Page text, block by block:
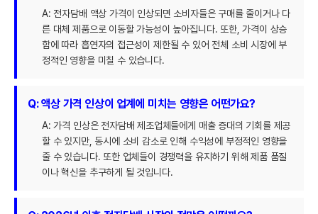
A: 전자담배 액상 가격이 인상되면 소비자들은 구매를 줄이거나 다
른 대체 제품으로 이동할 가능성이 높아집니다. 또한, 가격이 상승
함에 따라 흡연자의 접근성이 제한될 수 있어 전체 소비 시장에 부
정적인 영향을 미칠 수 있습니다.
Q: 액상 가격 인상이 업계에 미치는 영향은 어떤가요?
A: 가격 인상은 전자담배 제조업체들에게 매출 증대의 기회를 제공
할 수 있지만, 동시에 소비 감소로 인해 수익성에 부정적인 영향을
줄 수 있습니다. 또한 업체들이 경쟁력을 유지하기 위해 제품 품질
이나 혁신을 추구하게 될 것입니다.